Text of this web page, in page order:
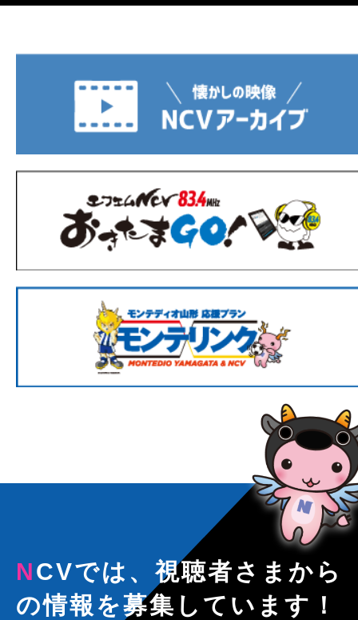
NCVでは、視聴者さまから
の情報を募集しています！